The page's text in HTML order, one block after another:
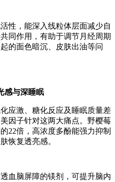
性，能深入线粒体层面减少自
同作用，有助于调节月经周期
的面色暗沉、皮肤出油等问
感与深睡眠
应激、糖化反应及睡眠质量差
因子针对这两大痛点。野樱莓
22倍，高浓度多酚能强力抑制
恢复透亮感。
血脑屏障的镁剂，可提升脑内